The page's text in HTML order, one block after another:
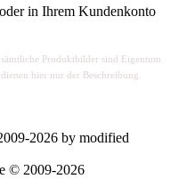
in Ihrem Kundenkonto
mtliche Produktbilder sind Eigentum
hier nur der Beschreibung.
2026 by modified
© 2009-2026